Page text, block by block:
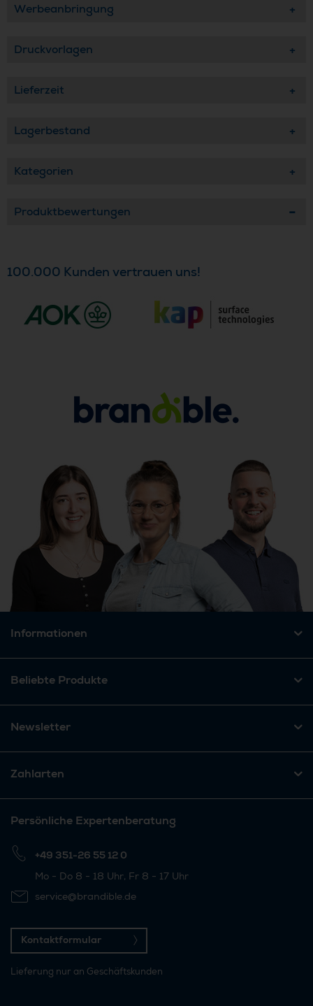
Werbeanbringung
Druckvorlagen
Lieferzeit
Lagerbestand
Kategorien
Produktbewertungen
100.000 Kunden vertrauen uns!
Informationen
Beliebte Produkte
Newsletter
Zahlarten
Persönliche Expertenberatung
+49 351-26 55 12 0
Mo - Do 8 - 18 Uhr, Fr 8 - 17 Uhr
service@brandible.de
Kontaktformular
Lieferung nur an Geschäftskunden